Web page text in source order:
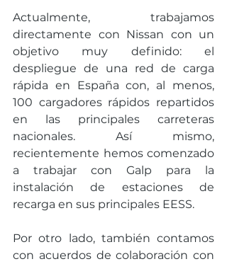
Actualmente, trabajamos
directamente con Nissan con un
objetivo muy definido: el
despliegue de una red de carga
rápida en España con, al menos,
100 cargadores rápidos repartidos
en las principales carreteras
nacionales. Así mismo,
recientemente hemos comenzado
a trabajar con Galp para la
instalación de estaciones de
recarga en sus principales EESS.
Por otro lado, también contamos
con acuerdos de colaboración con